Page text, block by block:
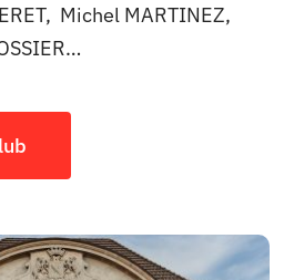
Michel MARTINEZ,